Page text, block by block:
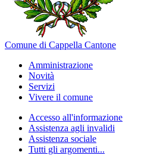
Comune di Cappella Cantone
Amministrazione
Novità
Servizi
Vivere il comune
Accesso all'informazione
Assistenza agli invalidi
Assistenza sociale
Tutti gli argomenti...